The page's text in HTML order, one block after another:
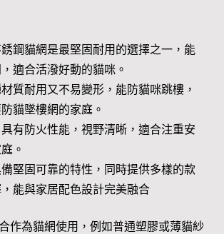
鋼貓網是最堅固耐用的選擇之一，能
適合活潑好動的貓咪。
質耐用又不易變形，能防貓咪跳樓，
貓墜樓網的家庭。
有防火性能，視野清晰，適合注重安
。
堅固可靠的特性，同時提供多樣的款
能與家居配色設計完美融合
作為貓網使用，例如普通塑膠或薄貓紗